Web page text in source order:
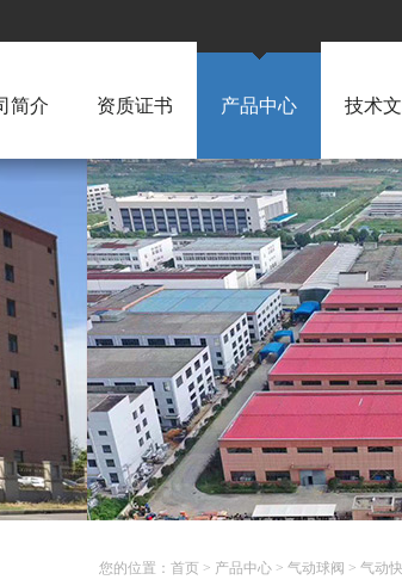
简介 资质证书 产品中心 技术
您的位置： 首页 > 产品中心 > 气动球阀 > 气动